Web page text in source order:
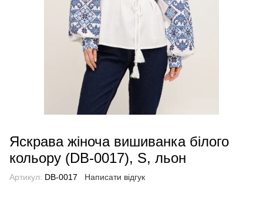
Яскрава жіноча вишиванка білого
кольору (DB-0017), S, льон
Артикул: DB-0017 Написати відгук